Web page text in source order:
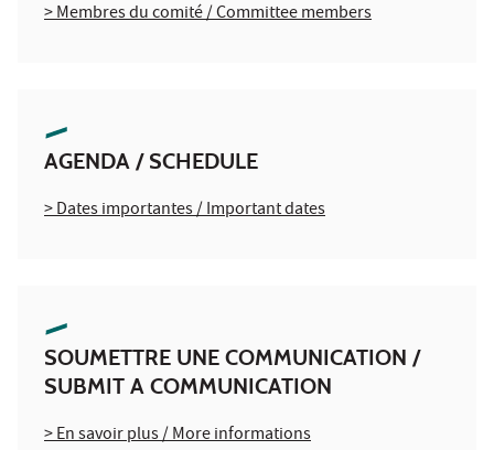
> Membres du comité / Committee members
AGENDA / SCHEDULE
> Dates importantes / Important dates
SOUMETTRE UNE COMMUNICATION /
SUBMIT A COMMUNICATION
> En savoir plus / More informations